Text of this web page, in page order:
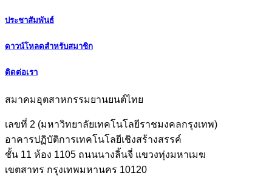
ประชาสัมพันธ์
ดาวน์โหลดสำหรับสมาชิก
ติดต่อเรา
สมาคมอุตสาหกรรมยานยนต์ไทย
เลขที่ 2 (มหาวิทยาลัยเทคโนโลยีราชมงคลกรุงเทพ)
อาคารปฏิบัติการเทคโนโลยีเชิงสร้างสรรค์
ชั้น 11 ห้อง 1105 ถนนนางลิ้นจี่ แขวงทุ่งมหาเมฆ
เขตสาทร กรุงเทพมหานคร 10120